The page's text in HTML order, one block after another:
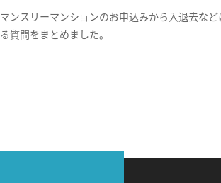
マンスリーマンションのお申込みから入退去な
る質問をまとめました。